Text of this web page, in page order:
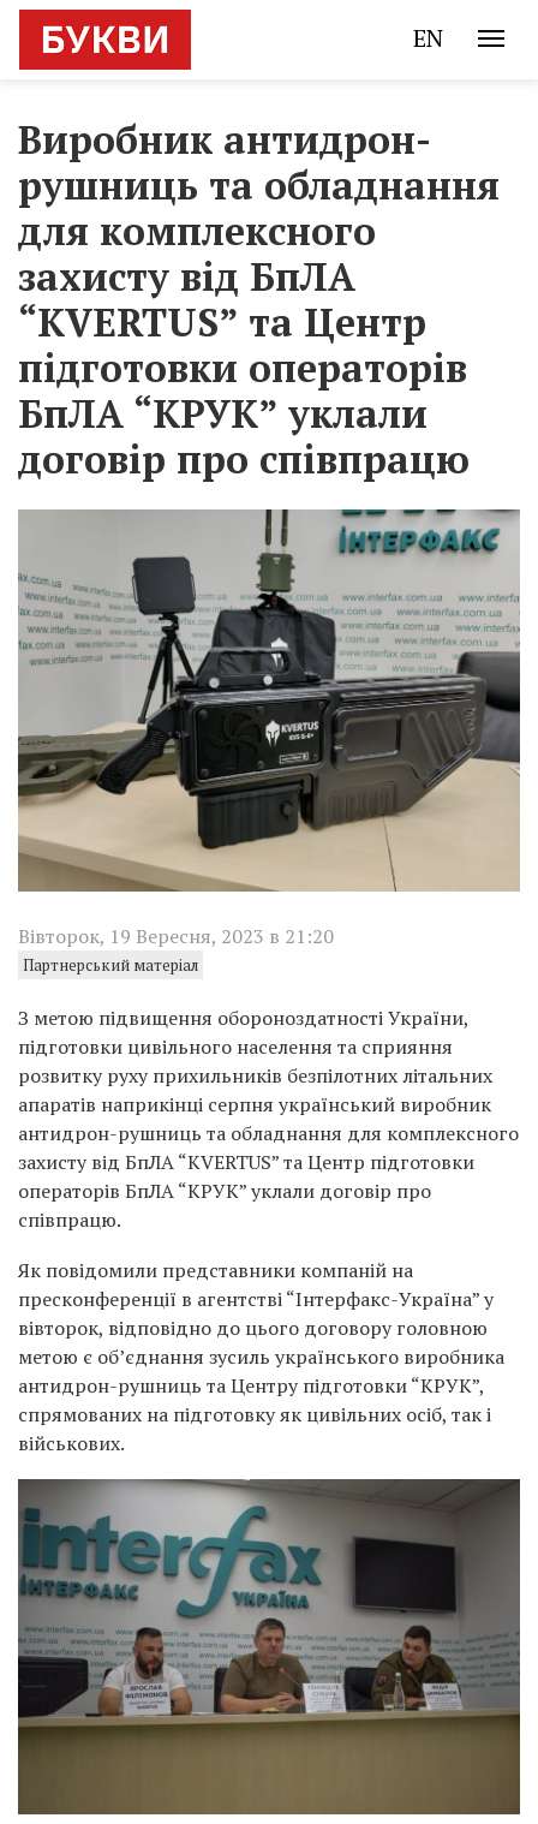
EN
Виробник антидрон-
рушниць та обладнання
для комплексного
захисту від БпЛА
“KVERTUS” та Центр
підготовки операторів
БпЛА “КРУК” уклали
договір про співпрацю
Вівторок, 19 Вересня, 2023 в 21:20
Партнерський матеріал
З метою підвищення обороноздатності України,
підготовки цивільного населення та сприяння
розвитку руху прихильників безпілотних літальних
апаратів наприкінці серпня український виробник
антидрон-рушниць та обладнання для комплексного
захисту від БпЛА “KVERTUS” та Центр підготовки
операторів БпЛА “КРУК” уклали договір про
співпрацю.
Як повідомили представники компаній на
пресконференції в агентстві “Інтерфакс-Україна” у
вівторок, відповідно до цього договору головною
метою є об’єднання зусиль українського виробника
антидрон-рушниць та Центру підготовки “КРУК”,
спрямованих на підготовку як цивільних осіб, так і
військових.